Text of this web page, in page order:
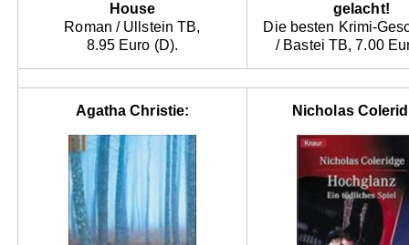
House
Roman / Ullstein TB,
8.95 Euro (D).
gelacht!
Die besten Krimi-
/ Bastei TB, 7.00
Agatha Christie: Nicholas